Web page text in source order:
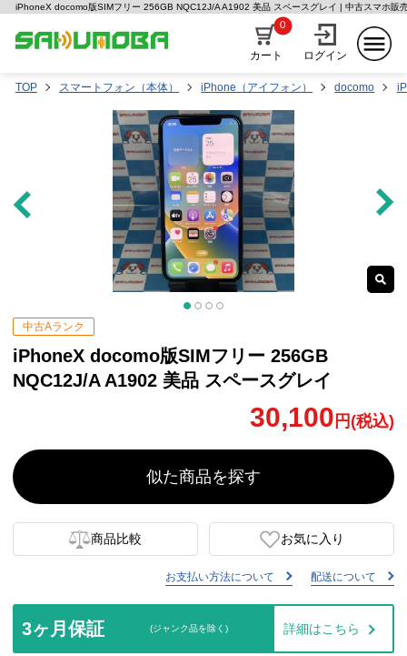
iPhoneX docomo版SIMフリー 256GB NQC12J/A A1902 美品 スペースグレイ | 中古スマホ販
カート
0
ログイン
TOP スマートフォン（本体） iPhone（アイフォン） docomo
中古Aランク
iPhoneX docomo版SIMフリー 256GB
NQC12J/A A1902 美品 スペースグレイ
30,100 円(税込)
似た商品を探す
商品比較 お気に入り
お支払い方法について 配送について
3ヶ月保証 (ジャンク品を除く) 詳細はこちら